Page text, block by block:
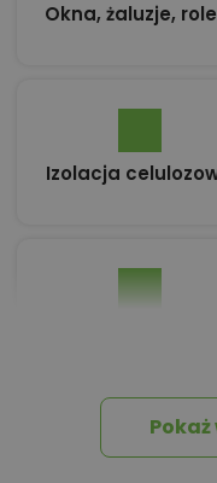
Okna, żaluzje,
Izolacja